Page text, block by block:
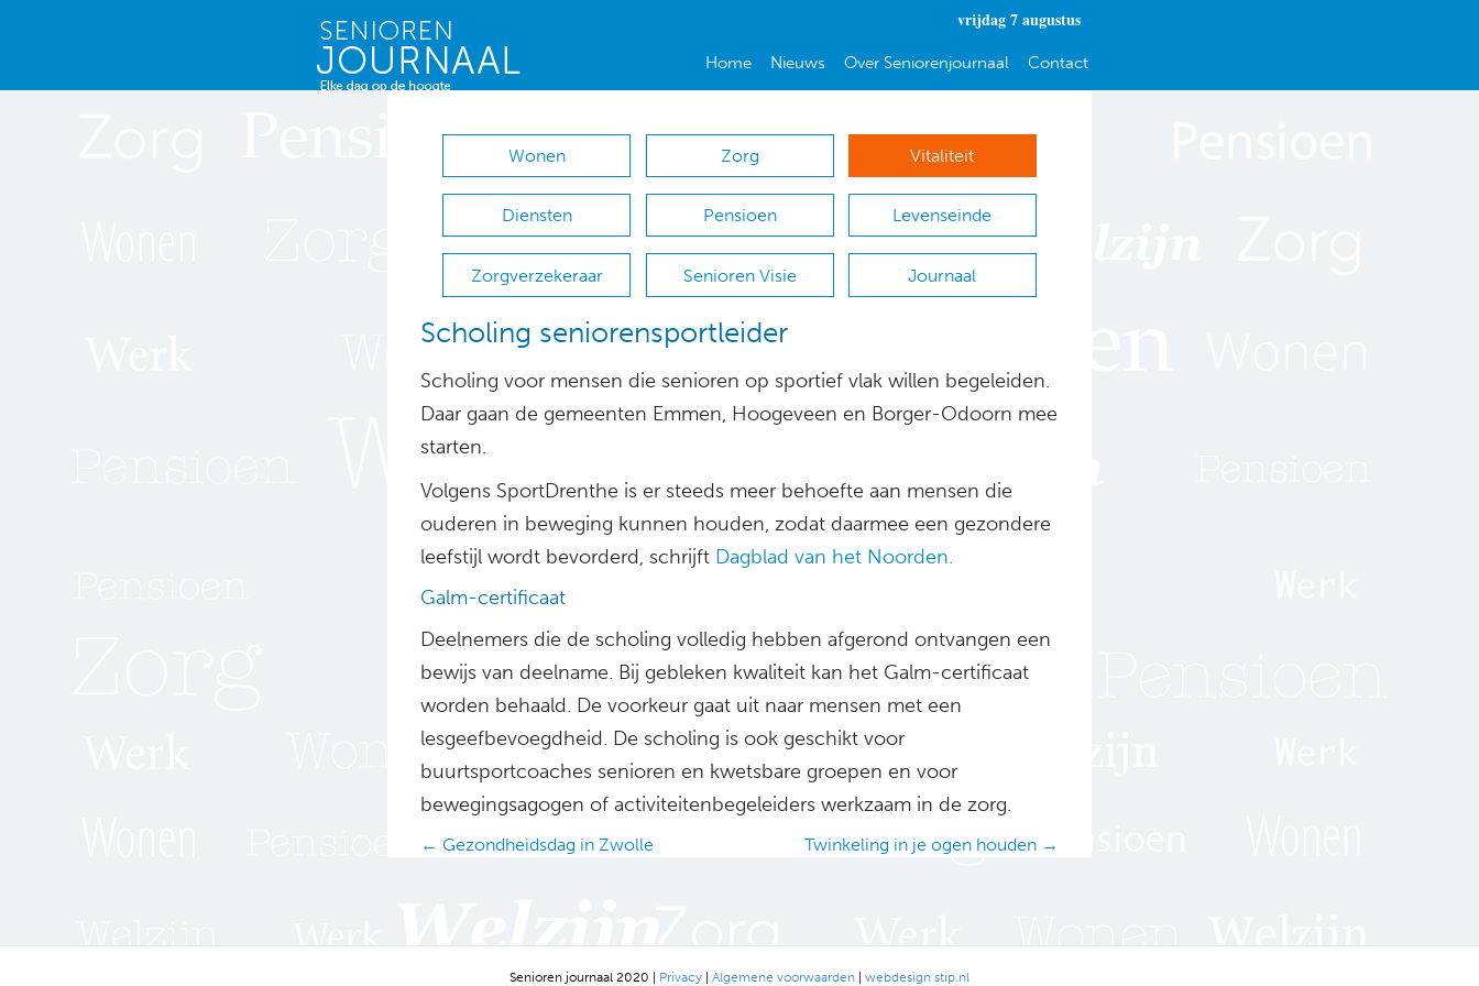
vrijdag 7 augustus
Home Nieuws Over Seniorenjournaal Contact
Wonen Zorg Vitaliteit
Diensten Pensioen Levenseinde
Zorgverzekeraar Senioren Visie Journaal
Scholing seniorensportleider
Scholing voor mensen die senioren op sportief vlak willen begeleiden.
Daar gaan de gemeenten Emmen, Hoogeveen en Borger-Odoorn mee
starten.
Volgens SportDrenthe is er steeds meer behoefte aan mensen die
ouderen in beweging kunnen houden, zodat daarmee een gezondere
leefstijl wordt bevorderd, schrijft Dagblad van het Noorden.
Galm-certificaat
Deelnemers die de scholing volledig hebben afgerond ontvangen een
bewijs van deelname. Bij gebleken kwaliteit kan het Galm-certificaat
worden behaald. De voorkeur gaat uit naar mensen met een
lesgeefbevoegdheid. De scholing is ook geschikt voor
buurtsportcoaches senioren en kwetsbare groepen en voor
bewegingsagogen of activiteitenbegeleiders werkzaam in de zorg.
Posts
← Gezondheidsdag in Zwolle Twinkeling in je ogen houden →
Senioren journaal 2020 | Privacy | Algemene voorwaarden | webdesign stip.nl